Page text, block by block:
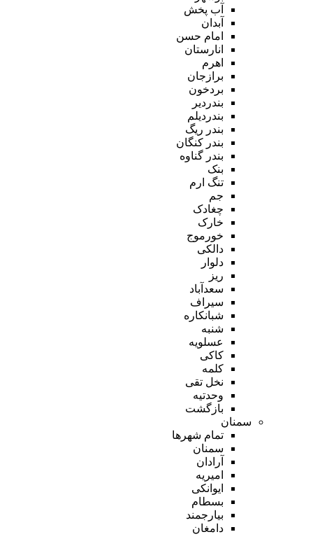
آب پخش
آبدان
امام حسن
انارستان
اهرم
برازجان
بردخون
بندردیر
بندردیلم
بندر ریگ
بندر کنگان
بندر گناوه
بنک
تنگ ارم
جم
چغادک
خارک
خورموج
دالکی
دلوار
ریز
سعدآباد
سیراف
شبانکاره
شنبه
عسلویه
کاکی
کلمه
نخل تقی
وحدتیه
بازگشت
سمنان
تمام شهر‌ها
سمنان
آرادان
امیریه
ایوانکی
بسطام
بیارجمند
دامغان